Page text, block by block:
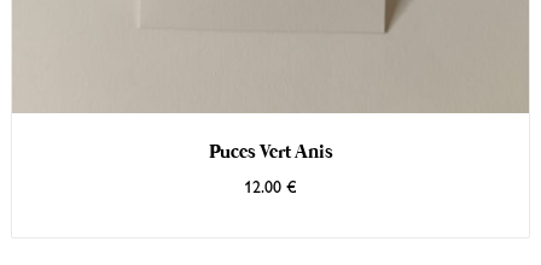
Puces Vert Anis
12.00 €